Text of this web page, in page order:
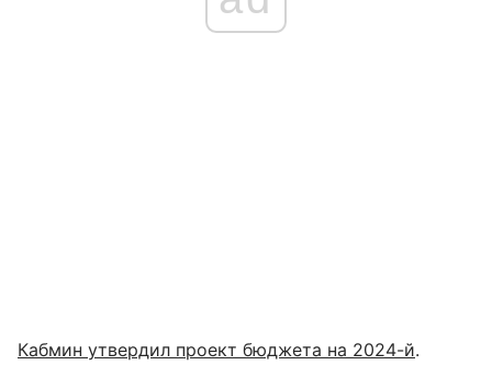
Кабмин утвердил проект бюджета на 2024-й.